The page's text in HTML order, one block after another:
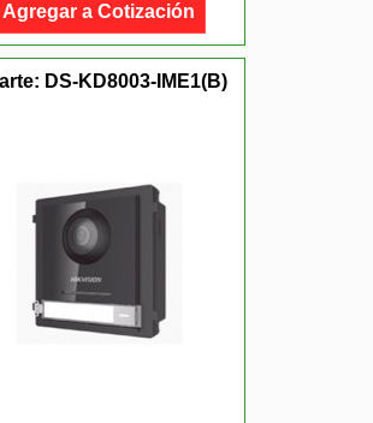
Agregar a Cotización
DS-KD8003-IME1(B)